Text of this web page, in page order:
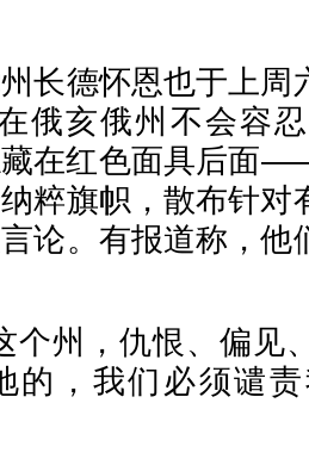
长德怀恩也于上周
俄亥俄州不会容
在红色面具后面
粹旗帜，散布针对
论。有报道称，他
个州，仇恨、偏见
的，我们必须谴